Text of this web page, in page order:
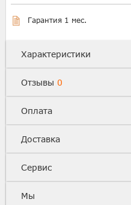
Гарантия 1 мес.
Характеристики
Отзывы 0
Оплата
Доставка
Сервис
Мы